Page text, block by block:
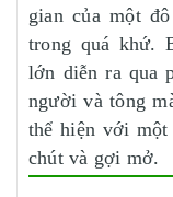
gian của một
trong quá khứ.
lớn diễn ra qua
người và tông
thể hiện với
chút và gợi mở.